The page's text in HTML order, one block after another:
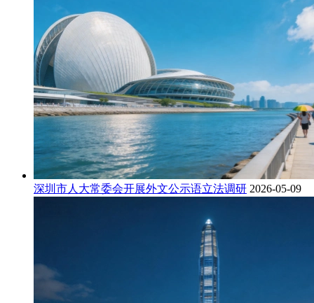
深圳市人大常委会开展外文公示语立法调研 2026-05-09